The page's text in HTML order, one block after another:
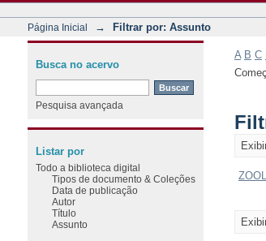
Página Inicial → Filtrar por: Assunto
A B C
Busca no acervo
Pesquisa avançada
Listar por
Todo a biblioteca digital
Tipos de documento & Coleções
Data de publicação
Autor
Título
Assunto